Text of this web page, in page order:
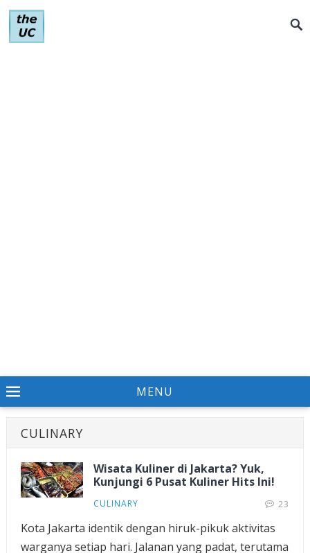
MENU
CULINARY
Wisata Kuliner di Jakarta? Yuk,
Kunjungi 6 Pusat Kuliner Hits Ini!
CULINARY 23
Kota Jakarta identik dengan hiruk-pikuk aktivitas
warganya setiap hari. Jalanan yang padat, terutama